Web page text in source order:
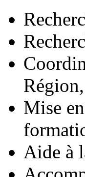
Mise
Aide à